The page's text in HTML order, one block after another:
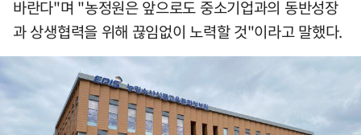
바란다"며 "농정원은 앞으로도 중소기업과의 동반성장
과 상생협력을 위해 끊임없이 노력할 것"이라고 말했다.